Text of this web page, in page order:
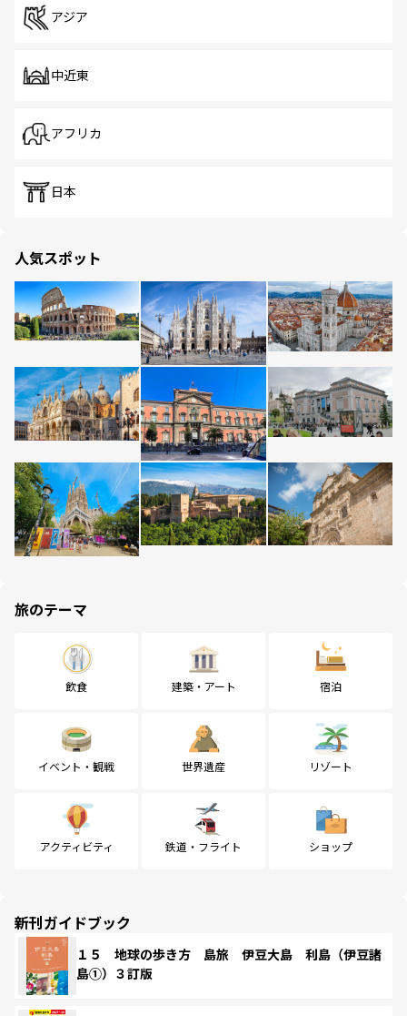
アジア
中近東
アフリカ
日本
人気スポット
旅のテーマ
飲食 建築・アート 宿泊
イベント・観戦 世界遺産 リゾート
アクティビティ 鉄道・フライト ショップ
新刊ガイドブック
１５ 地球の歩き方 島旅 伊豆大島 利島（伊豆諸
島①）３訂版